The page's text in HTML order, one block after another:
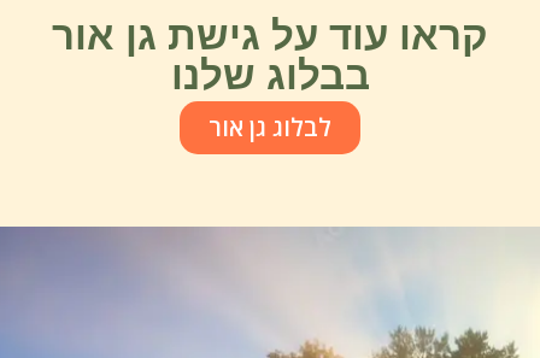
קראו עוד על גישת גן אור
בבלוג שלנו
לבלוג גן אור